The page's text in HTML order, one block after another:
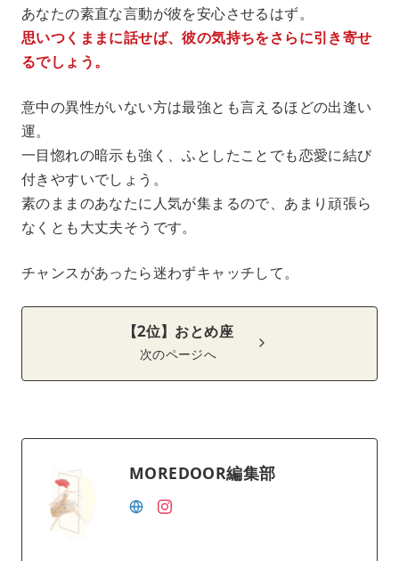
あなたの素直な言動が彼を安心させるはず。
思いつくままに話せば、彼の気持ちをさらに引き寄せ
るでしょう。
意中の異性がいない方は最強とも言えるほどの出逢い
運。
一目惚れの暗示も強く、ふとしたことでも恋愛に結び
付きやすいでしょう。
素のままのあなたに人気が集まるので、あまり頑張ら
なくとも大丈夫そうです。
チャンスがあったら迷わずキャッチして。
【2位】おとめ座
次のページへ
MOREDOOR編集部